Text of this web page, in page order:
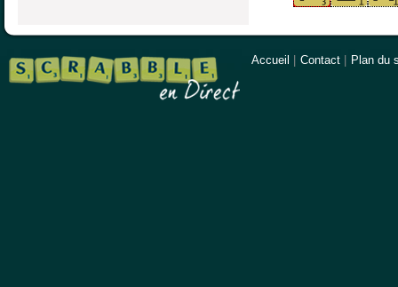
Accueil Contact Plan du